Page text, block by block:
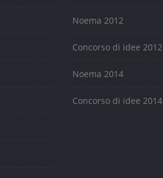
Noema 2012
Concorso di idee 2012
Noema 2014
Concorso di idee 2014